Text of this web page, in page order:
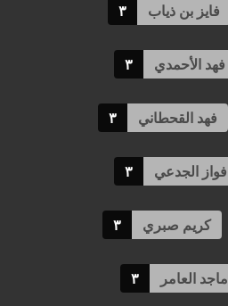
فايز بن ذياب ٣
فهد الأحمدي ٣
فهد القحطاني ٣
فواز الجدعي ٣
كريم صبري ٣
ماجد العامر ٣